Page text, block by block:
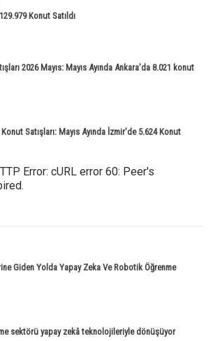
Konut Satıldı
2026 Mayıs: Mayıs Ayında Ankara’da 8.021 konut
Satışları: Mayıs Ayında İzmir’de 5.624 Konut
Error: cURL error 60: Peer's
Giden Yolda Yapay Zeka Ve Robotik Öğrenme
sektörü yapay zekâ teknolojileriyle dönüşüyor